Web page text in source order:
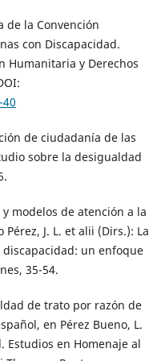
de la Convención
con Discapacidad.
Humanitaria y Derechos
de ciudadanía de las
sobre la desigualdad
modelos de atención a la
J. L. et alii (Dirs.): La
un enfoque
35-54.
de trato por razón de
en Pérez Bueno, L.
Estudios en Homenaje al